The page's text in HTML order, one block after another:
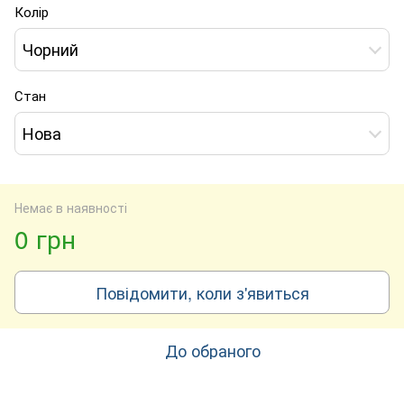
Колір
Чорний
Стан
Нова
Немає в наявності
0 грн
Повідомити, коли з'явиться
До обраного